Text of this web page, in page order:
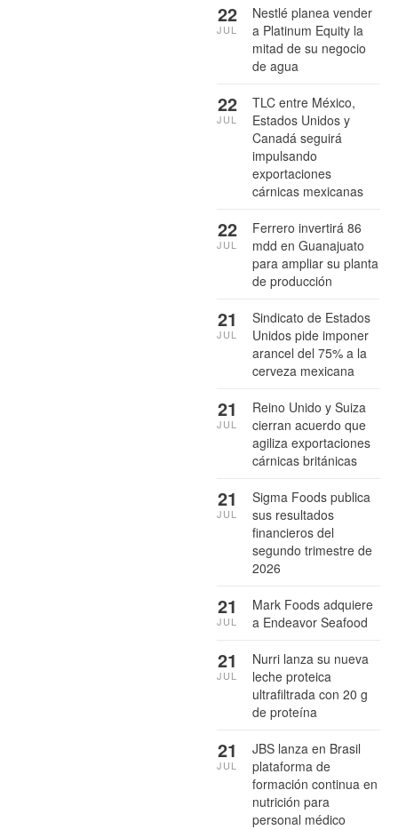
Nestlé planea vender
a Platinum Equity la
mitad de su negocio
de agua
22
JUL
TLC entre México,
Estados Unidos y
Canadá seguirá
impulsando
exportaciones
cárnicas mexicanas
22
JUL
Ferrero invertirá 86
mdd en Guanajuato
para ampliar su planta
de producción
22
JUL
Sindicato de Estados
Unidos pide imponer
arancel del 75% a la
cerveza mexicana
21
JUL
Reino Unido y Suiza
cierran acuerdo que
agiliza exportaciones
cárnicas británicas
21
JUL
Sigma Foods publica
sus resultados
financieros del
segundo trimestre de
2026
21
JUL
Mark Foods adquiere
a Endeavor Seafood
21
JUL
Nurri lanza su nueva
leche proteica
ultrafiltrada con 20 g
de proteína
21
JUL
JBS lanza en Brasil
plataforma de
formación continua en
nutrición para
personal médico
21
JUL